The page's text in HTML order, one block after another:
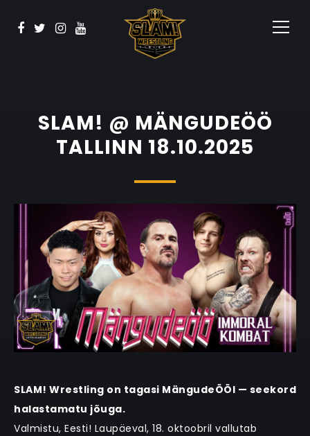
BOOK NOW Vaata
Sponsorid
SLAM! @ MÄNGUDEÖÖ
TALLINN 18.10.2025
SLAM! Wrestling on tagasi MängudeÖÖl — seekord
halastamatu jõuga.
Valmistu, Eesti! Laupäeval, 18. oktoobril vallutab